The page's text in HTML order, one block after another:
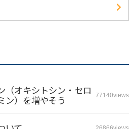
（オキシトシン・セロ
ン）を増やそう
77140views